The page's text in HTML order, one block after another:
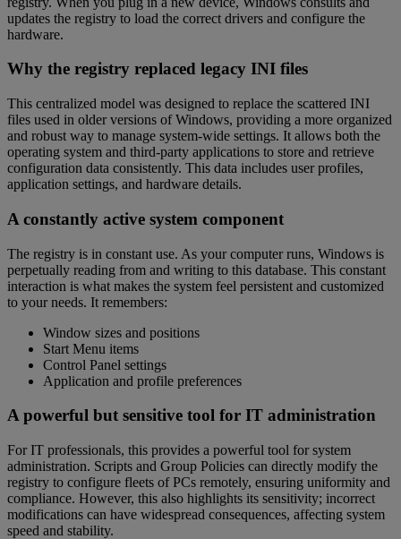
updates the registry to load the correct drivers and configure the
hardware.
Why the registry replaced legacy INI files
This centralized model was designed to replace the scattered INI
files used in older versions of Windows, providing a more organized
and robust way to manage system-wide settings. It allows both the
operating system and third-party applications to store and retrieve
configuration data consistently. This data includes user profiles,
application settings, and hardware details.
A constantly active system component
The registry is in constant use. As your computer runs, Windows is
perpetually reading from and writing to this database. This constant
interaction is what makes the system feel persistent and customized
to your needs. It remembers:
Window sizes and positions
Start Menu items
Control Panel settings
Application and profile preferences
A powerful but sensitive tool for IT administration
For IT professionals, this provides a powerful tool for system
administration. Scripts and Group Policies can directly modify the
registry to configure fleets of PCs remotely, ensuring uniformity and
compliance. However, this also highlights its sensitivity; incorrect
modifications can have widespread consequences, affecting system
speed and stability.